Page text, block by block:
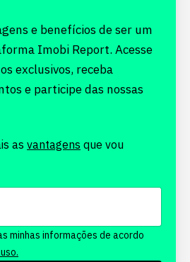
e benefícios de ser um
Imobi Report. Acesse
exclusivos, receba
e participe das nossas
as vantagens que vou
minhas informações de acordo